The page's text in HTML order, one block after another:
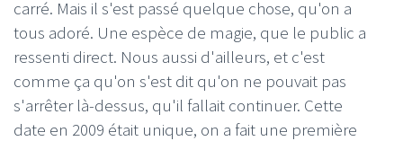
carré. Mais il s'est passé quelque chose, qu'on a
tous adoré. Une espèce de magie, que le public a
ressenti direct. Nous aussi d'ailleurs, et c'est
comme ça qu'on s'est dit qu'on ne pouvait pas
s'arrêter là-dessus, qu'il fallait continuer. Cette
date en 2009 était unique, on a fait une première